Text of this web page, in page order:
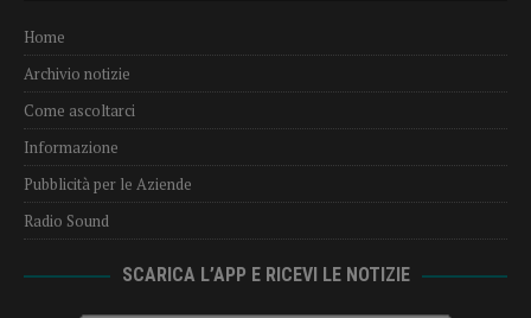
Home
Archivio notizie
Come ascoltarci
Informazione
Pubblicità per le Aziende
Radio Sound
SCARICA L’APP E RICEVI LE NOTIZIE